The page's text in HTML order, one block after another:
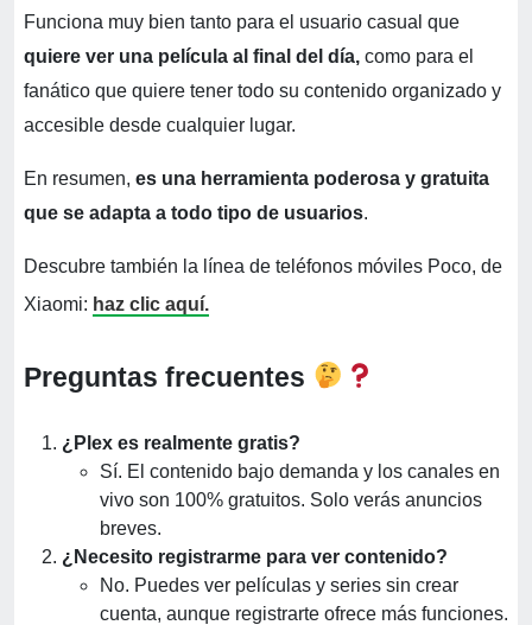
Funciona muy bien tanto para el usuario casual que
quiere ver una película al final del día, como para el
fanático que quiere tener todo su contenido organizado y
accesible desde cualquier lugar.
En resumen, es una herramienta poderosa y gratuita
que se adapta a todo tipo de usuarios.
Descubre también la línea de teléfonos móviles Poco, de
Xiaomi: haz clic aquí.
Preguntas frecuentes
¿Plex es realmente gratis?
Sí. El contenido bajo demanda y los canales en
vivo son 100% gratuitos. Solo verás anuncios
breves.
¿Necesito registrarme para ver contenido?
No. Puedes ver películas y series sin crear
cuenta, aunque registrarte ofrece más funciones.